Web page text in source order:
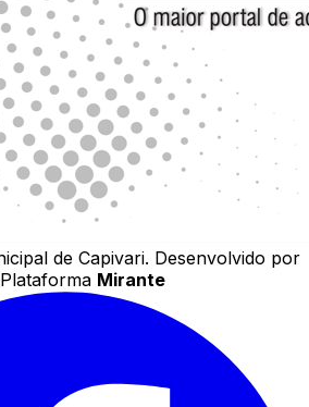
de Capivari. Desenvolvido por
Plataforma Mirante